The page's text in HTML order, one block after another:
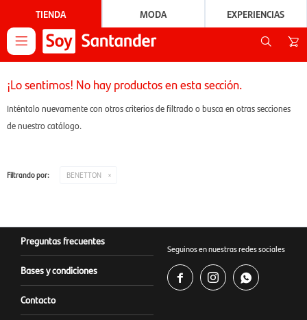
TIENDA MODA EXPERIENCIAS

¡Lo sentimos! No hay productos en esta sección.
Inténtalo nuevamente con otros criterios de filtrado o busca en otras secciones
de nuestro catálogo.
Filtrando por: BENETTON
Preguntas frecuentes
Bases y condiciones
Contacto
Seguinos en nuestras redes sociales
  